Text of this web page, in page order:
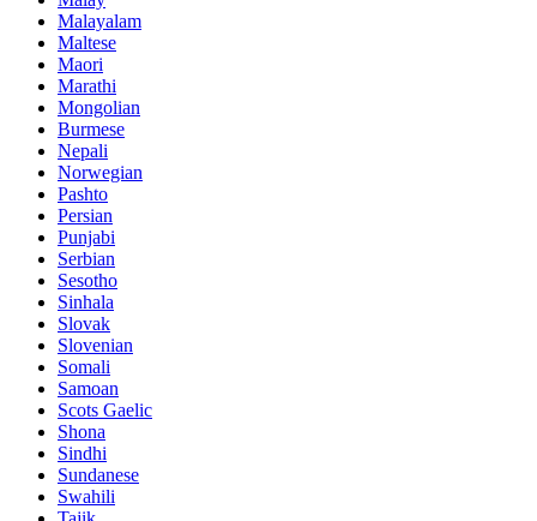
Malayalam
Maltese
Maori
Marathi
Mongolian
Burmese
Nepali
Norwegian
Pashto
Persian
Punjabi
Serbian
Sesotho
Sinhala
Slovak
Slovenian
Somali
Samoan
Scots Gaelic
Shona
Sindhi
Sundanese
Swahili